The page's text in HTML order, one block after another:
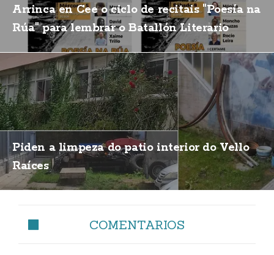
Arrinca en Cee o ciclo de recitais "Poesía na
Rúa" para lembrar o Batallón Literario
Piden a limpeza do patio interior do Vello
Raíces
COMENTARIOS